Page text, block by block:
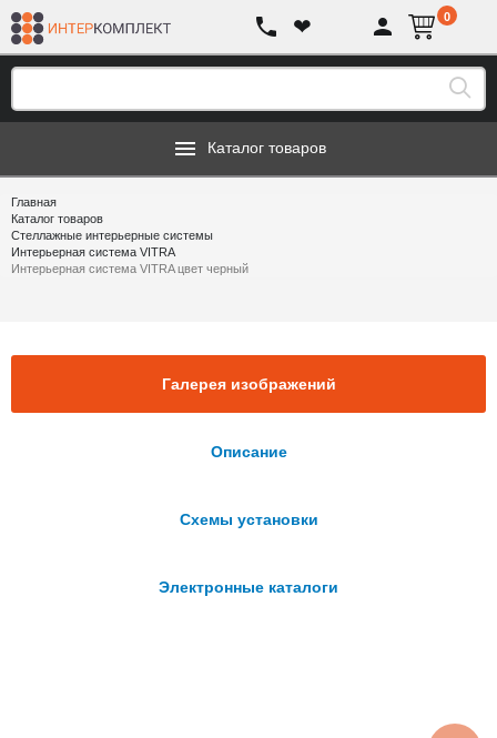
❤ 0
Каталог товаров
Главная
Каталог товаров
Стеллажные интерьерные системы
Интерьерная система VITRA
Интерьерная система VITRA цвет черный
Галерея изображений
Описание
Схемы установки
Электронные каталоги